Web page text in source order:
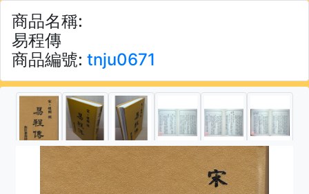
商品名稱:
易程傳
商品編號: tnju0671